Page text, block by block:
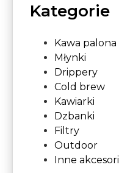
Kategorie
Kawa palona
Młynki
Drippery
Cold brew
Kawiarki
Dzbanki
Filtry
Outdoor
Inne